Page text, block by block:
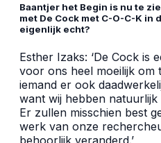
Baantjer het Begin is nu te
met De Cock met C-O-C-K in
eigenlijk echt?
Esther Izaks: ‘De Cock is
voor ons heel moeilijk om
iemand er ook
want wij hebben
Er zullen misschien best
werk van onze